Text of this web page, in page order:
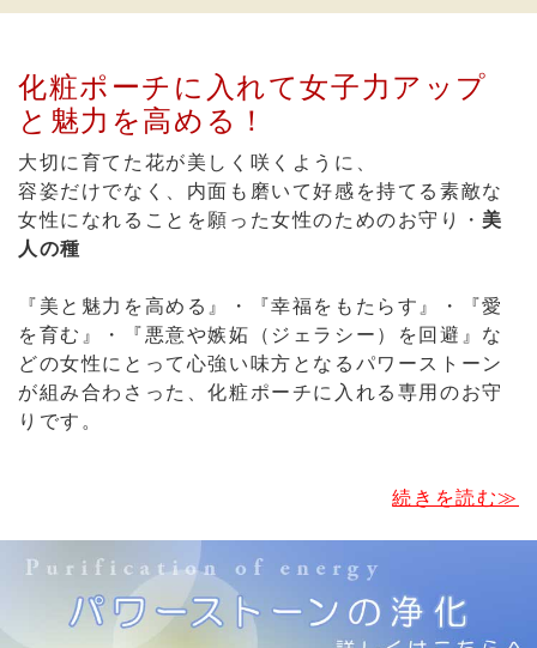
化粧ポーチに入れて女子力アップ
と魅力を高める！
大切に育てた花が美しく咲くように、
容姿だけでなく、内面も磨いて好感を持てる素敵な
女性になれることを願った女性のためのお守り・ 美
人の種
『美と魅力を高める』・『幸福をもたらす』・『愛
を育む』・『悪意や嫉妬（ジェラシー）を回避』な
どの女性にとって心強い味方となるパワーストーン
が組み合わさった、化粧ポーチに入れる専用のお守
りです。
続きを読む≫